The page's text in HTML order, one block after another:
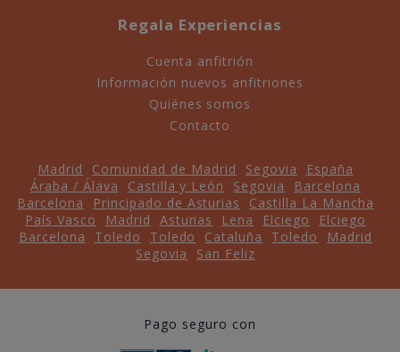
Regala Experiencias
Cuenta anfitrión
Información nuevos anfitriones
Quiénes somos
Contacto
Madrid Comunidad de Madrid Segovia
España
Áraba / Álava
Castilla y León Segovia
Barcelona
Barcelona
Principado de Asturias
Castilla La Mancha
País Vasco
Madrid Asturias Lena Elciego
Elciego
Barcelona
Toledo Toledo Cataluña Toledo
Madrid
Segovia
San Feliz
Pago seguro con